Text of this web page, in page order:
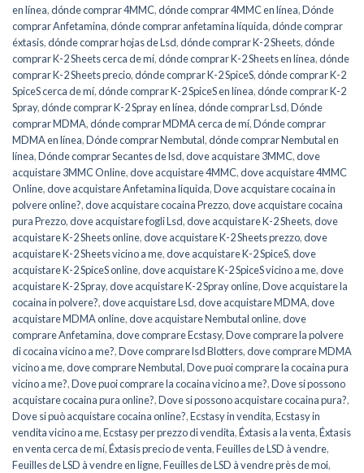
en línea,dónde comprar 4MMC,dónde comprar 4MMC en línea,Dónde
comprar Anfetamina,dónde comprar anfetamina líquida,dónde comprar
éxtasis,dónde comprar hojas de Lsd,dónde comprar K-2 Sheets,dónde
comprar K-2 Sheets cerca de mí,dónde comprar K-2 Sheets en línea,dónde
comprar K-2 Sheets precio,dónde comprar K-2 SpiceS,dónde comprar K-2
SpiceS cerca de mí,dónde comprar K-2 SpiceS en línea,dónde comprar K-2
Spray,dónde comprar K-2 Spray en línea,dónde comprar Lsd,Dónde
comprar MDMA,dónde comprar MDMA cerca de mí,Dónde comprar
MDMA en línea,Dónde comprar Nembutal,dónde comprar Nembutal en
línea,Dónde comprar Secantes de lsd,dove acquistare 3MMC,dove
acquistare 3MMC Online,dove acquistare 4MMC,dove acquistare 4MMC
Online,dove acquistare Anfetamina liquida,Dove acquistare cocaina in
polvere online?,dove acquistare cocaina Prezzo,dove acquistare cocaina
pura Prezzo,dove acquistare fogli Lsd,dove acquistare K-2 Sheets,dove
acquistare K-2 Sheets online,dove acquistare K-2 Sheets prezzo,dove
acquistare K-2 Sheets vicino a me,dove acquistare K-2 SpiceS,dove
acquistare K-2 SpiceS online,dove acquistare K-2 SpiceS vicino a me,dove
acquistare K-2 Spray,dove acquistare K-2 Spray online,Dove acquistare la
cocaina in polvere?,dove acquistare Lsd,dove acquistare MDMA,dove
acquistare MDMA online,dove acquistare Nembutal online,dove
comprare Anfetamina,dove comprare Ecstasy,Dove comprare la polvere
di cocaina vicino a me?,Dove comprare lsd Blotters,dove comprare MDMA
vicino a me,dove comprare Nembutal,Dove puoi comprare la cocaina pura
vicino a me?,Dove puoi comprare la cocaina vicino a me?,Dove si possono
acquistare cocaina pura online?,Dove si possono acquistare cocaina pura?,
Dove si può acquistare cocaina online?,Ecstasy in vendita,Ecstasy in
vendita vicino a me,Ecstasy per prezzo di vendita,Éxtasis a la venta,Éxtasis
en venta cerca de mí,Éxtasis precio de venta,Feuilles de LSD à vendre,
Feuilles de LSD à vendre en ligne,Feuilles de LSD à vendre près de moi,